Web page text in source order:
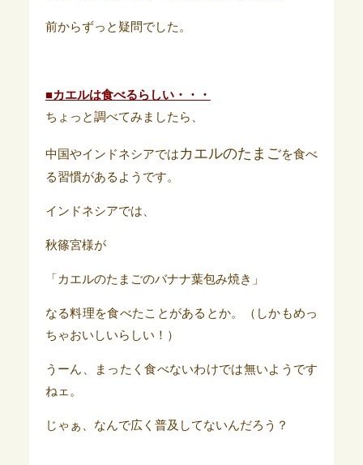
前からずっと疑問でした。
■カエルは食べるらしい・・・
ちょっと調べてみましたら、
中国やインドネシアではカエルのたまごを食べ
る習慣があるようです。
インドネシアでは、
秋篠宮様が
「カエルのたまごのバナナ葉包み焼き」
なる料理を食べたことがあるとか。（しかもめっ
ちゃおいしいらしい！）
うーん、まったく食べないわけでは無いようです
ねェ。
じゃぁ、なんで広く普及してないんだろう？